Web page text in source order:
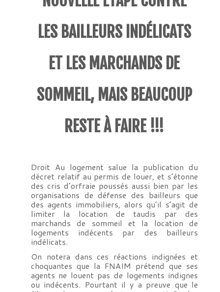
LES BAILLEURS INDÉLICATS
ET LES MARCHANDS DE
SOMMEIL, MAIS BEAUCOUP
RESTE À FAIRE !!!
Droit Au logement salue la publication du
décret relatif au permis de louer, et s’étonne
des cris d’orfraie poussés aussi bien par les
organisations de défense des bailleurs que
des agents immobiliers, alors qu’il s’agit de
limiter la location de taudis par des
marchands de sommeil et la location de
logements indécents par des bailleurs
indélicats.
On notera dans ces réactions indignées et
choquantes que la FNAIM prétend que ses
agents ne louent pas de logements indignes
ou indécents. Pourtant il y a preuve que le